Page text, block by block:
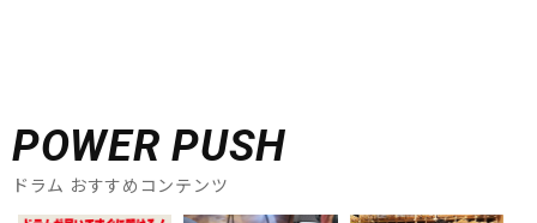
POWER PUSH
ドラム おすすめコンテンツ